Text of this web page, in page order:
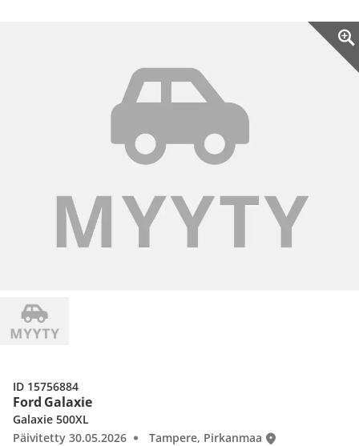
Ford Galaxie
Galaxie 500XL
Päivitetty 30.05.2026
Tampere, Pirkanmaa
ID 15756884